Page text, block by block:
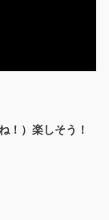
！）楽しそう！